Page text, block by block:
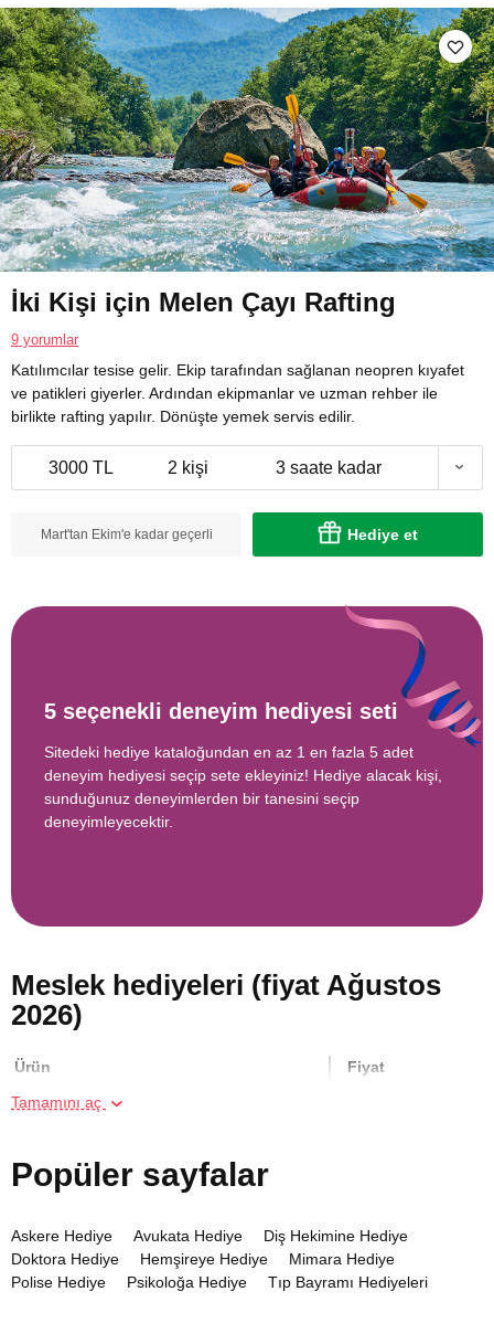
İki Kişi için Melen Çayı Rafting
9 yorumlar
Katılımcılar tesise gelir. Ekip tarafından sağlanan neopren kıyafet
ve patikleri giyerler. Ardından ekipmanlar ve uzman rehber ile
birlikte rafting yapılır. Dönüşte yemek servis edilir.
3000 TL 2 kişi 3 saate kadar
Mart'tan Ekim'e kadar geçerli Hediye et
5 seçenekli deneyim hediyesi seti
Sitedeki hediye kataloğundan en az 1 en fazla 5 adet
deneyim hediyesi seçip sete ekleyiniz! Hediye alacak kişi,
sunduğunuz deneyimlerden bir tanesini seçip
deneyimleyecektir.
Meslek hediyeleri (fiyat Ağustos
2026)
Ürün Fiyat
Online Temel Karakalem Kursu 750 TL
Tamamını aç
Popüler sayfalar
Askere Hediye Avukata Hediye
Diş Hekimine Hediye
Doktora Hediye
Hemşireye Hediye
Mimara Hediye
Polise Hediye
Psikoloğa Hediye Tıp Bayramı Hediyeleri